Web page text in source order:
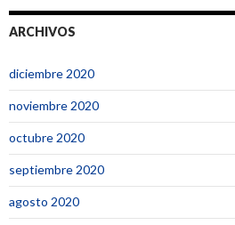
ARCHIVOS
diciembre 2020
noviembre 2020
octubre 2020
septiembre 2020
agosto 2020